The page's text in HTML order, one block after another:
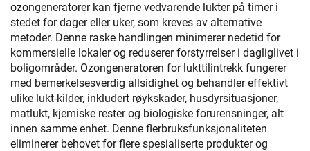
ozongeneratorer kan fjerne vedvarende lukter på timer i
stedet for dager eller uker, som kreves av alternative
metoder. Denne raske handlingen minimerer nedetid for
kommersielle lokaler og reduserer forstyrrelser i dagliglivet i
boligområder. Ozongeneratoren for lukttilintrekk fungerer
med bemerkelsesverdig allsidighet og behandler effektivt
ulike lukt-kilder, inkludert røykskader, husdyrsituasjoner,
matlukt, kjemiske rester og biologiske forurensninger, alt
innen samme enhet. Denne flerbruksfunksjonaliteten
eliminerer behovet for flere spesialiserte produkter og